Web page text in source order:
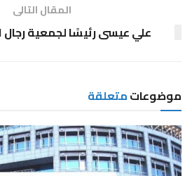
المقال التالى
علي عيسى رئيسًا لجمعية رجال
موضوعاتمتعلقة